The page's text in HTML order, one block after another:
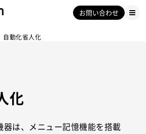
お問い合わせ
自動化省人化
化
器は、メニュー記憶機能を搭載